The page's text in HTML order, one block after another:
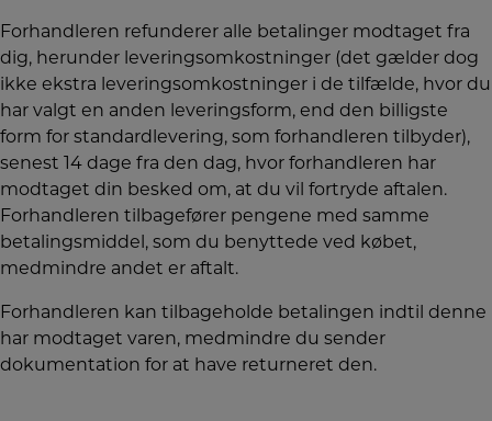
Forhandleren refunderer alle betalinger modtaget fra
dig, herunder leveringsomkostninger (det gælder dog
ikke ekstra leveringsomkostninger i de tilfælde, hvor du
har valgt en anden leveringsform, end den billigste
form for standardlevering, som forhandleren tilbyder),
senest 14 dage fra den dag, hvor forhandleren har
modtaget din besked om, at du vil fortryde aftalen.
Forhandleren tilbagefører pengene med samme
betalingsmiddel, som du benyttede ved købet,
medmindre andet er aftalt.
Forhandleren kan tilbageholde betalingen indtil denne
har modtaget varen, medmindre du sender
dokumentation for at have returneret den.